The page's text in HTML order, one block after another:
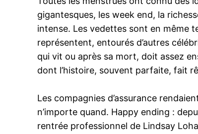
gigantesques, les week end, la
intense. Les vedettes sont en même
représentent, entourés d’autres
qui vit ou après sa mort, doit assez
dont l’histoire, souvent parfaite, fait
Les compagnies d’assurance
n’importe quand. Happy ending :
rentrée professionnel de Lindsay